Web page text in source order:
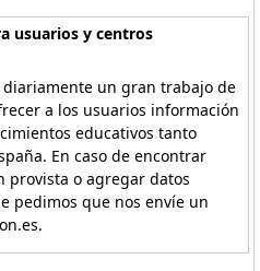
usuarios y centros
un gran trabajo de
a los usuarios información
educativos tanto
En caso de encontrar
o agregar datos
pedimos que nos envíe un